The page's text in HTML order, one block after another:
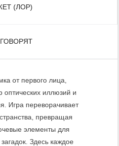
(ЛОР)
от первого лица,
иллюзий и
Игра переворачивает
превращая
элементы для
Здесь каждое